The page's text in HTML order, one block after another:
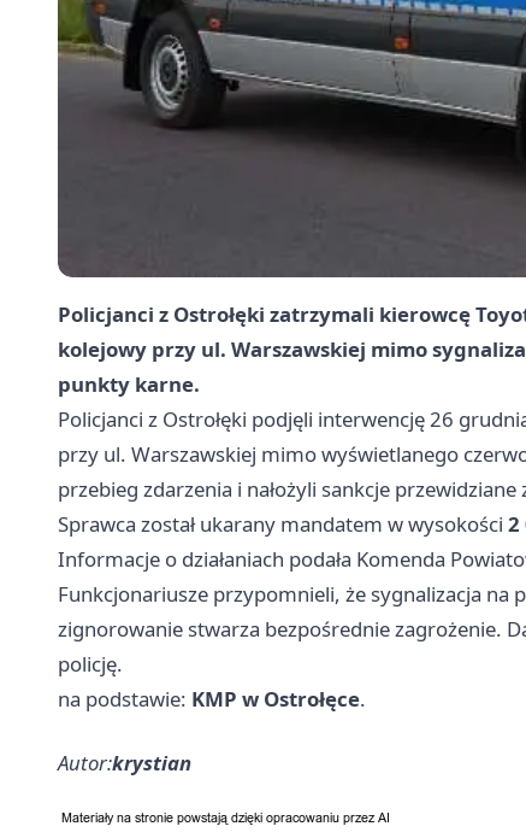
Policjanci z Ostrołęki zatrzymali kierowcę
kolejowy przy ul. Warszawskiej mimo
punkty karne.
Policjanci z Ostrołęki podjęli interwencję 26
przy ul. Warszawskiej mimo wyświetlanego
przebieg zdarzenia i nałożyli sankcje przewidziane
Sprawca został ukarany mandatem w wysokości 2
Informacje o działaniach podała Komenda
Funkcjonariusze przypomnieli, że sygnalizacja
zignorowanie stwarza bezpośrednie zagrożenie.
policję.
na podstawie: KMP w Ostrołęce.
Autor:krystian